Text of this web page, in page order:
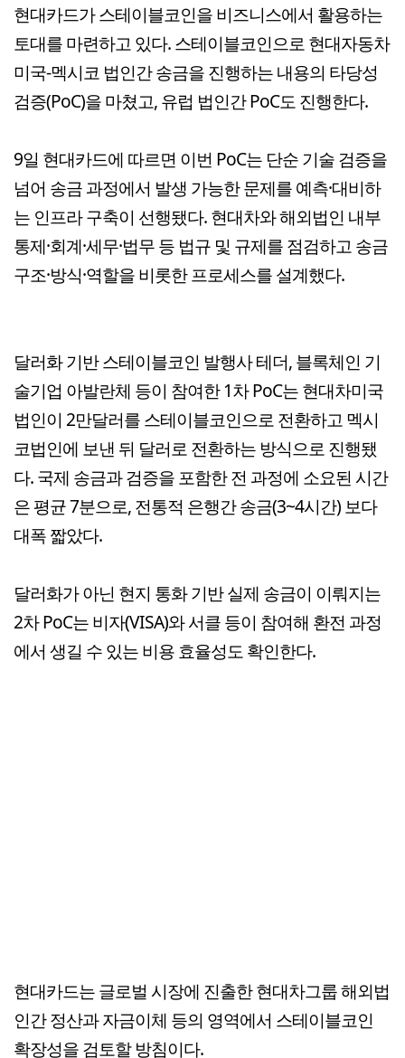
현대카드가 스테이블코인을 비즈니스에서 활용하는
토대를 마련하고 있다. 스테이블코인으로 현대자동차
미국-멕시코 법인간 송금을 진행하는 내용의 타당성
검증(PoC)을 마쳤고, 유럽 법인간 PoC도 진행한다.
9일 현대카드에 따르면 이번 PoC는 단순 기술 검증을
넘어 송금 과정에서 발생 가능한 문제를 예측·대비하
는 인프라 구축이 선행됐다. 현대차와 해외법인 내부
통제·회계·세무·법무 등 법규 및 규제를 점검하고 송금
구조·방식·역할을 비롯한 프로세스를 설계했다.
달러화 기반 스테이블코인 발행사 테더, 블록체인 기
술기업 아발란체 등이 참여한 1차 PoC는 현대차미국
법인이 2만달러를 스테이블코인으로 전환하고 멕시
코법인에 보낸 뒤 달러로 전환하는 방식으로 진행됐
다. 국제 송금과 검증을 포함한 전 과정에 소요된 시간
은 평균 7분으로, 전통적 은행간 송금(3~4시간) 보다
대폭 짧았다.
달러화가 아닌 현지 통화 기반 실제 송금이 이뤄지는
2차 PoC는 비자(VISA)와 서클 등이 참여해 환전 과정
에서 생길 수 있는 비용 효율성도 확인한다.
현대카드는 글로벌 시장에 진출한 현대차그룹 해외법
인간 정산과 자금이체 등의 영역에서 스테이블코인
확장성을 검토할 방침이다.